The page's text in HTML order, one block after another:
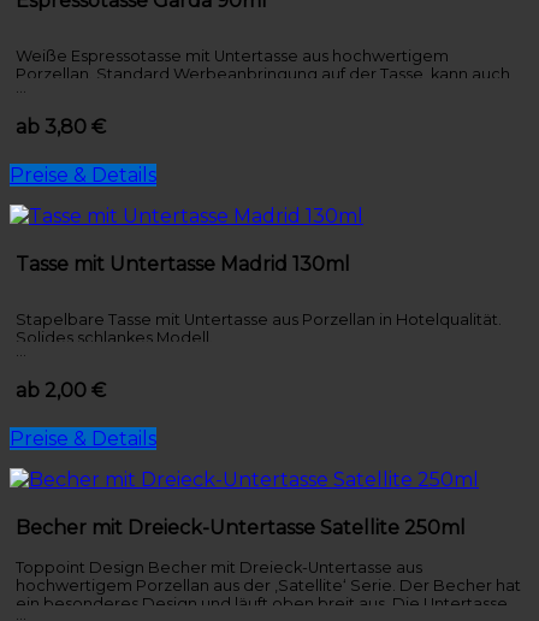
Weiße Espressotasse mit Untertasse aus hochwertigem
Porzellan. Standard Werbeanbringung auf der Tasse, kann auch
auf der Untertasse bedruckt werden.
ab 3,80 €
Preise & Details
Tasse mit Untertasse Madrid 130ml
Stapelbare Tasse mit Untertasse aus Porzellan in Hotelqualität.
Solides schlankes Modell.
ab 2,00 €
Preise & Details
Becher mit Dreieck-Untertasse Satellite 250ml
Toppoint Design Becher mit Dreieck-Untertasse aus
hochwertigem Porzellan aus der ‚Satellite‘ Serie. Der Becher hat
ein besonderes Design und läuft oben breit aus. Die Untertasse